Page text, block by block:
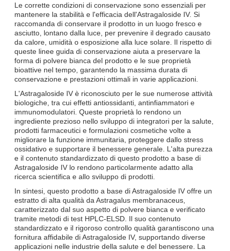
Le corrette condizioni di conservazione sono essenziali per
mantenere la stabilità e l'efficacia dell'Astragaloside IV. Si
raccomanda di conservare il prodotto in un luogo fresco e
asciutto, lontano dalla luce, per prevenire il degrado causato
da calore, umidità o esposizione alla luce solare. Il rispetto di
queste linee guida di conservazione aiuta a preservare la
forma di polvere bianca del prodotto e le sue proprietà
bioattive nel tempo, garantendo la massima durata di
conservazione e prestazioni ottimali in varie applicazioni.
L'Astragaloside IV è riconosciuto per le sue numerose attività
biologiche, tra cui effetti antiossidanti, antinfiammatori e
immunomodulatori. Queste proprietà lo rendono un
ingrediente prezioso nello sviluppo di integratori per la salute,
prodotti farmaceutici e formulazioni cosmetiche volte a
migliorare la funzione immunitaria, proteggere dallo stress
ossidativo e supportare il benessere generale. L'alta purezza
e il contenuto standardizzato di questo prodotto a base di
Astragaloside IV lo rendono particolarmente adatto alla
ricerca scientifica e allo sviluppo di prodotti.
In sintesi, questo prodotto a base di Astragaloside IV offre un
estratto di alta qualità da Astragalus membranaceus,
caratterizzato dal suo aspetto di polvere bianca e verificato
tramite metodi di test HPLC-ELSD. Il suo contenuto
standardizzato e il rigoroso controllo qualità garantiscono una
fornitura affidabile di Astragaloside IV, supportando diverse
applicazioni nelle industrie della salute e del benessere. La